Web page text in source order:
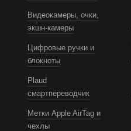
Видеокамеры, очки,
экшн-камеры
Цифровые ручки и
блокноты
Plaud
смартпереводчик
Метки Apple AirTag и
чехлы